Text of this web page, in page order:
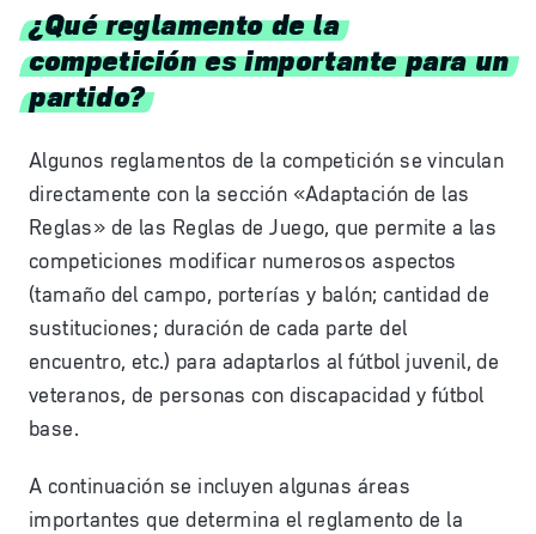
¿Qué reglamento de la
competición es importante para un
partido?
Algunos reglamentos de la competición se vinculan
directamente con la sección «Adaptación de las
Reglas» de las Reglas de Juego, que permite a las
competiciones modificar numerosos aspectos
(tamaño del campo, porterías y balón; cantidad de
sustituciones; duración de cada parte del
encuentro, etc.) para adaptarlos al fútbol juvenil, de
veteranos, de personas con discapacidad y fútbol
base.
A continuación se incluyen algunas áreas
importantes que determina el reglamento de la